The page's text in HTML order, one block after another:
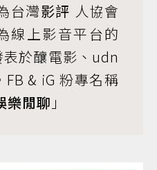
台灣影評 人協會
線上影音平台的
於釀電影、udn
& iG 粉專名稱
樂閒聊 」